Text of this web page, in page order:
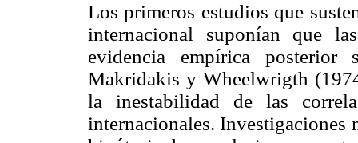
Los primeros estudios que
internacional suponían que
evidencia empírica
Makridakis y Wheelwrigth
la inestabilidad de las
internacionales. Investigaciones